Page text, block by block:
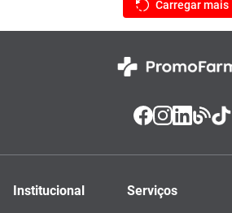
Institucional Serviços